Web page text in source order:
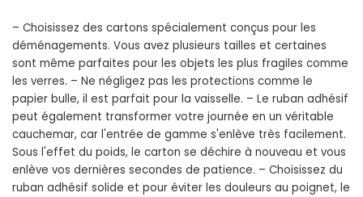
– Choisissez des cartons spécialement conçus pour les
déménagements. Vous avez plusieurs tailles et certaines
sont même parfaites pour les objets les plus fragiles comme
les verres. – Ne négligez pas les protections comme le
papier bulle, il est parfait pour la vaisselle. – Le ruban adhésif
peut également transformer votre journée en un véritable
cauchemar, car l'entrée de gamme s'enlève très facilement.
Sous l'effet du poids, le carton se déchire à nouveau et vous
enlève vos dernières secondes de patience. – Choisissez du
ruban adhésif solide et pour éviter les douleurs au poignet, le